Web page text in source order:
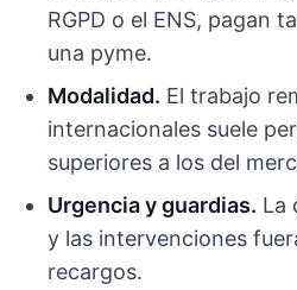
RGPD o el ENS, pagan
una pyme.
Modalidad. El trabajo
internacionales suele
superiores a los del
Urgencia y guardias. La
y las intervenciones
recargos.